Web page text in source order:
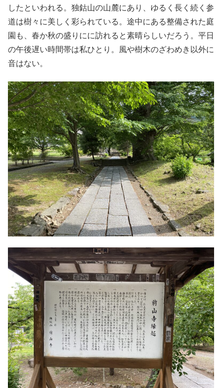
したといわれる。独鈷山の山麓にあり、ゆるく長く続く参
道は樹々に美しく彩られている。途中にある整備された庭
園も、春か秋の盛りにに訪れると素晴らしいだろう。平日
の午後遅い時間帯は私ひとり。風や樹木のざわめき以外に
音はない。